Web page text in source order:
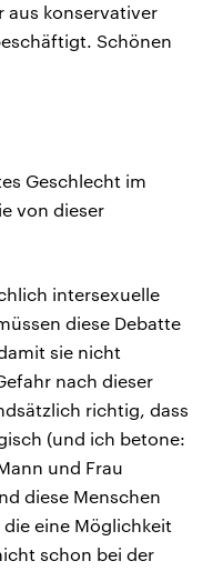
aus konservativer
Schönen
Geschlecht im
von dieser
intersexuelle
diese Debatte
sie nicht
nach dieser
richtig, dass
(und ich betone:
und Frau
diese Menschen
eine Möglichkeit
schon bei der